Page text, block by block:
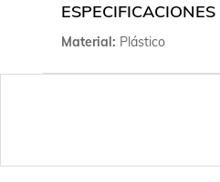
ESPECIFICACIONES
Material Plástico